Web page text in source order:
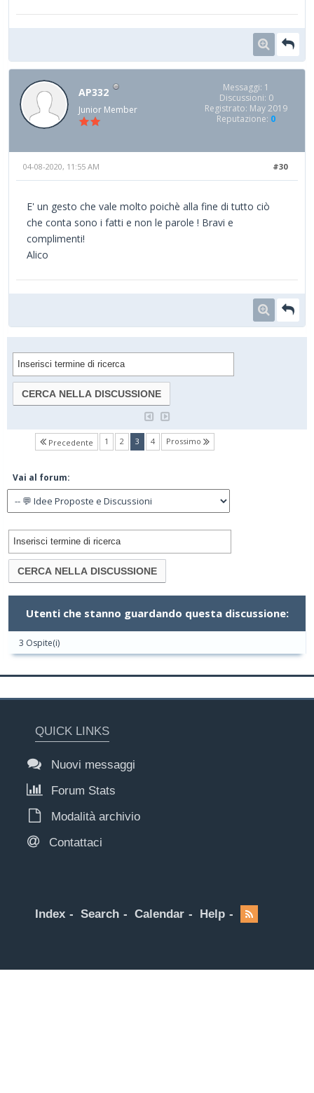
AP332
Junior Member
Messaggi: 1
Discussioni: 0
Registrato: May 2019
Reputazione: 0
#30
04-08-2020, 11:55 AM
E' un gesto che vale molto poichè alla fine di tutto ciò
che conta sono i fatti e non le parole ! Bravi e
complimenti!
Alico
Precedente 1 2 3(current)
4 Prossimo
Vai al forum:
Utenti che stanno guardando questa discussione:
3 Ospite(i)
QUICK LINKS
Nuovi messaggi
Forum Stats
Modalità archivio
Contattaci
Index Search Calendar Help